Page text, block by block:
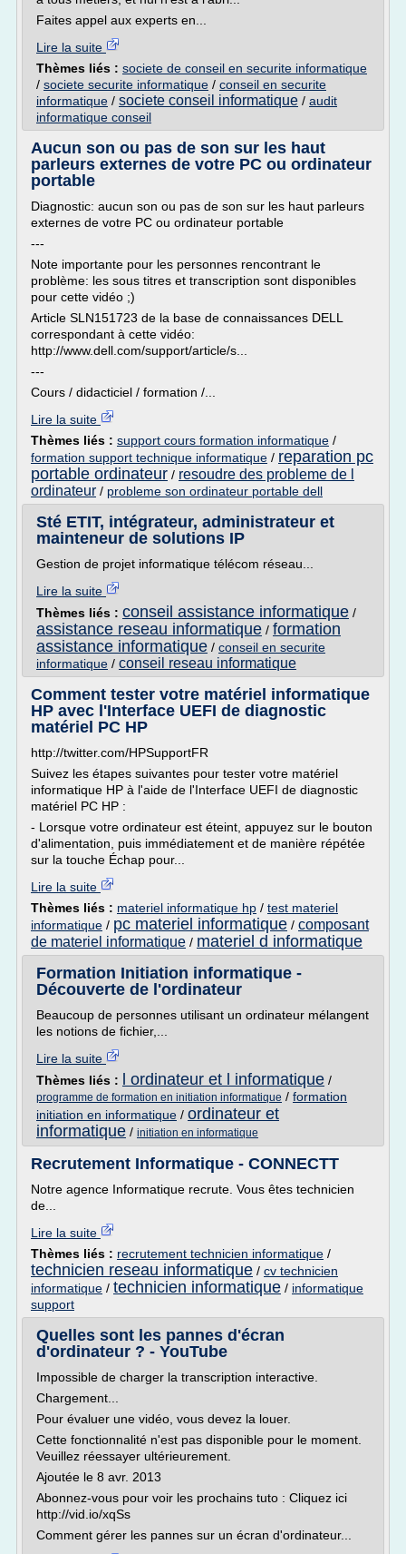
Faites appel aux experts en...
Lire la suite
Thèmes liés : societe de conseil en securite informatique
/ societe securite informatique / conseil en securite
informatique / societe conseil informatique / audit
informatique conseil
Aucun son ou pas de son sur les haut
parleurs externes de votre PC ou ordinateur
portable
Diagnostic: aucun son ou pas de son sur les haut parleurs
externes de votre PC ou ordinateur portable
---
Note importante pour les personnes rencontrant le
problème: les sous titres et transcription sont disponibles
pour cette vidéo ;)
Article SLN151723 de la base de connaissances DELL
correspondant à cette vidéo:
http://www.dell.com/support/article/s...
---
Cours / didacticiel / formation /...
Lire la suite
Thèmes liés : support cours formation informatique /
formation support technique informatique / reparation pc
portable ordinateur / resoudre des probleme de l
ordinateur / probleme son ordinateur portable dell
Sté ETIT, intégrateur, administrateur et
mainteneur de solutions IP
Gestion de projet informatique télécom réseau...
Lire la suite
Thèmes liés : conseil assistance informatique /
assistance reseau informatique / formation
assistance informatique / conseil en securite
informatique / conseil reseau informatique
Comment tester votre matériel informatique
HP avec l'Interface UEFI de diagnostic
matériel PC HP
http://twitter.com/HPSupportFR
Suivez les étapes suivantes pour tester votre matériel
informatique HP à l'aide de l'Interface UEFI de diagnostic
matériel PC HP :
- Lorsque votre ordinateur est éteint, appuyez sur le bouton
d'alimentation, puis immédiatement et de manière répétée
sur la touche Échap pour...
Lire la suite
Thèmes liés : materiel informatique hp / test materiel
informatique / pc materiel informatique / composant
de materiel informatique / materiel d informatique
Formation Initiation informatique -
Découverte de l'ordinateur
Beaucoup de personnes utilisant un ordinateur mélangent
les notions de fichier,...
Lire la suite
Thèmes liés :
l ordinateur et l informatique /
programme de formation en initiation informatique / formation
initiation en informatique / ordinateur et
informatique / initiation en informatique
Recrutement Informatique - CONNECTT
Notre agence Informatique recrute. Vous êtes technicien
de...
Lire la suite
Thèmes liés : recrutement technicien informatique /
technicien reseau informatique / cv technicien
informatique / technicien informatique / informatique
support
Quelles sont les pannes d'écran
d'ordinateur ? - YouTube
Impossible de charger la transcription interactive.
Chargement...
Pour évaluer une vidéo, vous devez la louer.
Cette fonctionnalité n'est pas disponible pour le moment.
Veuillez réessayer ultérieurement.
Ajoutée le 8 avr. 2013
Abonnez-vous pour voir les prochains tuto : Cliquez ici
http://vid.io/xqSs
Comment gérer les pannes sur un écran d'ordinateur...